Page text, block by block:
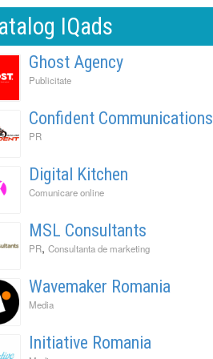
IQads
Ghost Agency
Publicitate
Confident Communications
PR
Digital Kitchen
Comunicare online
MSL Consultants
PR, Consultanta de marketing
Wavemaker Romania
Media
Initiative Romania